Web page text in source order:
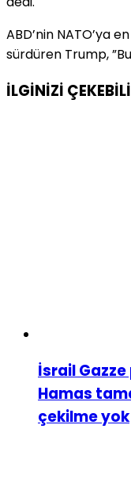
ABD’nin NATO’ya
sürdüren Trump,
İLGİNİZİ
İsrail
Hamas
çekilme yok